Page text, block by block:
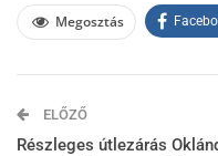
Megosztás
ELŐZŐ
Részleges útlezárás